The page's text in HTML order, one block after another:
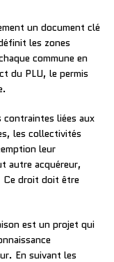
un document clé
les zones
commune en
du PLU, le permis
liées aux
les collectivités
leur
autre acquéreur,
Ce droit doit être
est un projet qui
En suivant les